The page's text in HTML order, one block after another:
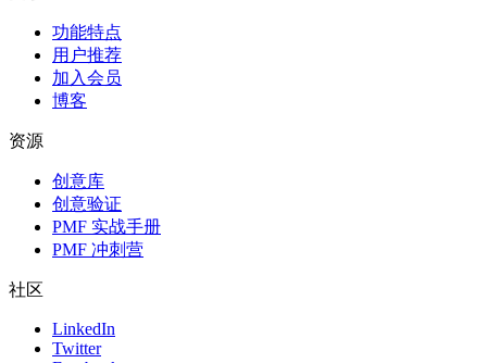
功能特点
用户推荐
加入会员
博客
资源
创意库
创意验证
PMF 实战手册
PMF 冲刺营
社区
LinkedIn
Twitter